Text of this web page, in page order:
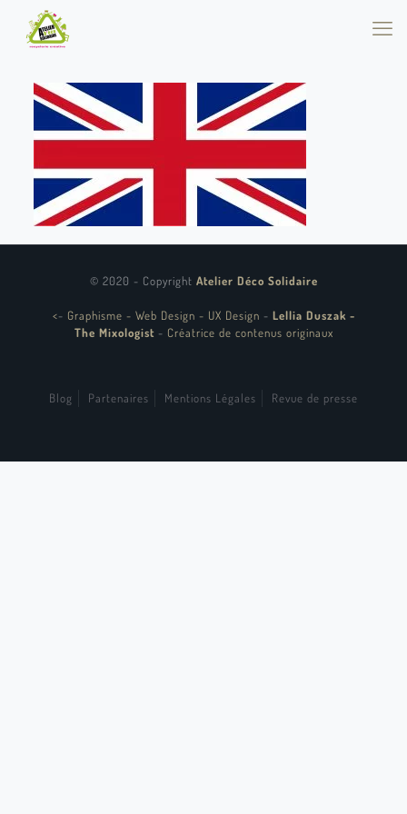
© 2020 - Copyright Atelier Déco Solidaire
<- Graphisme - Web Design - UX Design - Lellia Duszak -
The Mixologist - Créatrice de contenus originaux
Blog Partenaires Mentions Légales Revue de presse